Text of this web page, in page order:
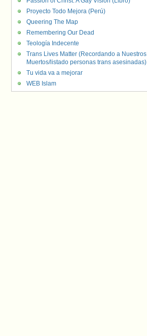
Proyecto Todo Mejora (Perú)
Queering The Map
Remembering Our Dead
Teología Indecente
Trans Lives Matter (Recordando a Nuestros
Muertos/listado personas trans asesinadas)
Tu vida va a mejorar
WEB Islam